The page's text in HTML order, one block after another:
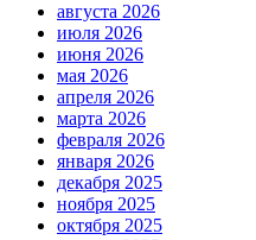
августа 2026
июля 2026
июня 2026
мая 2026
апреля 2026
марта 2026
февраля 2026
января 2026
декабря 2025
ноября 2025
октября 2025